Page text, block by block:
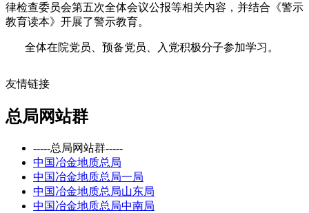
律检查委员会第五次全体会议公报等相关内容，并结合《警示
教育读本》开展了警示教育。
全体在院党员、预备党员、入党积极分子参加学习。
友情链接
总局网站群
-----总局网站群-----
中国冶金地质总局
中国冶金地质总局一局
中国冶金地质总局山东局
中国冶金地质总局中南局